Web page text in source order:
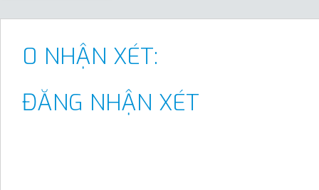
0 NHẬN XÉT:
ĐĂNG NHẬN XÉT